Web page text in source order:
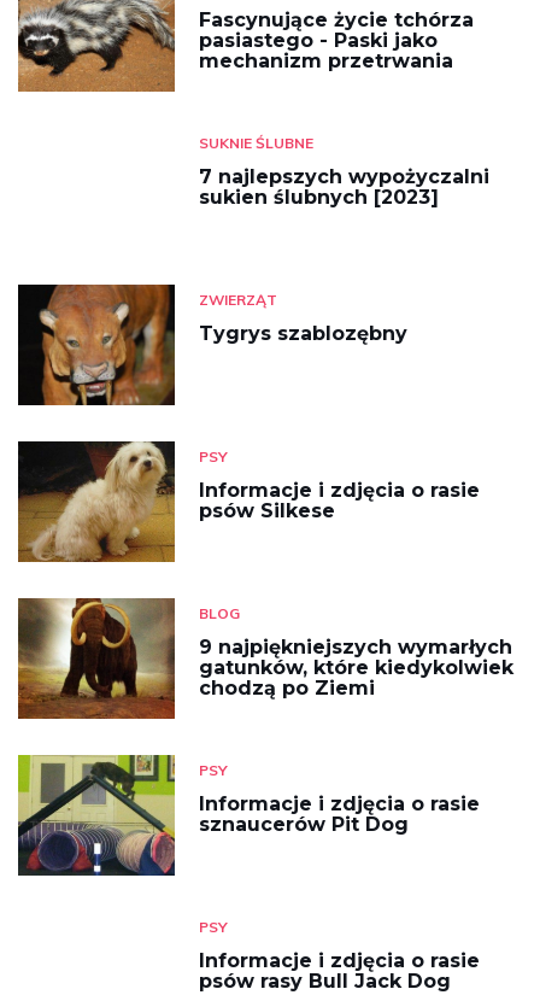
Fascynujące życie tchórza
pasiastego - Paski jako
mechanizm przetrwania
SUKNIE ŚLUBNE
7 najlepszych wypożyczalni
sukien ślubnych [2023]
ZWIERZĄT
Tygrys szablozębny
PSY
Informacje i zdjęcia o rasie
psów Silkese
BLOG
9 najpiękniejszych wymarłych
gatunków, które kiedykolwiek
chodzą po Ziemi
PSY
Informacje i zdjęcia o rasie
sznaucerów Pit Dog
PSY
Informacje i zdjęcia o rasie
psów rasy Bull Jack Dog